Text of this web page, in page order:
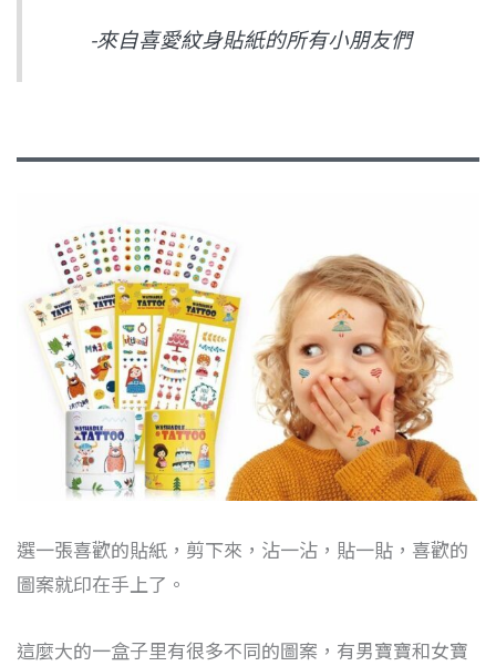
-來自喜愛紋身貼紙的所有小朋友們
選一張喜歡的貼紙，剪下來，沾一沾，貼一貼，喜歡的
圖案就印在手上了。
這麼大的一盒子里有很多不同的圖案，有男寶寶和女寶